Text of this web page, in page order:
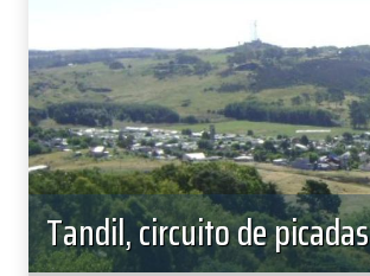
Tandil, circuito de picadas